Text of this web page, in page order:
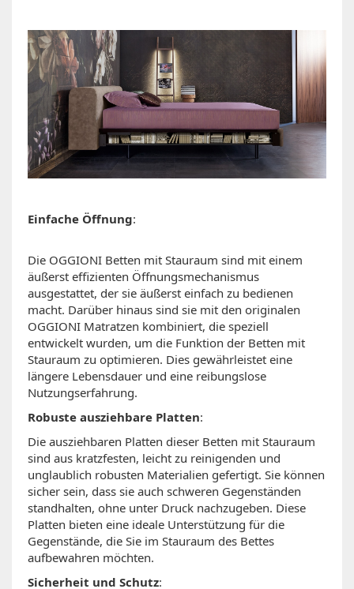
Einfache Öffnung:
Die OGGIONI Betten mit Stauraum sind mit einem
äußerst effizienten Öffnungsmechanismus
ausgestattet, der sie äußerst einfach zu bedienen
macht. Darüber hinaus sind sie mit den originalen
OGGIONI Matratzen kombiniert, die speziell
entwickelt wurden, um die Funktion der Betten mit
Stauraum zu optimieren. Dies gewährleistet eine
längere Lebensdauer und eine reibungslose
Nutzungserfahrung.
Robuste ausziehbare Platten:
Die ausziehbaren Platten dieser Betten mit Stauraum
sind aus kratzfesten, leicht zu reinigenden und
unglaublich robusten Materialien gefertigt. Sie können
sicher sein, dass sie auch schweren Gegenständen
standhalten, ohne unter Druck nachzugeben. Diese
Platten bieten eine ideale Unterstützung für die
Gegenstände, die Sie im Stauraum des Bettes
aufbewahren möchten.
Sicherheit und Schutz: